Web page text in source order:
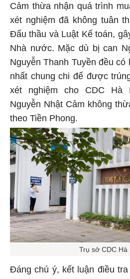
Cảm thừa nhận quá trình
xét nghiệm đã không tuân
Đấu thầu và Luật Kế toán,
Nhà nước. Mặc dù bị can
Nguyễn Thanh Tuyền đều
nhất chung chi để được
xét nghiệm cho CDC Hà
Nguyễn Nhật Cảm không
theo Tiền Phong.
Trụ sở CDC Hà
Đáng chú ý, kết luận điều